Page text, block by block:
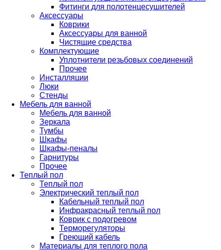
Фитинги для полотенцесушителей
Аксессуары
Коврики
Аксессуары для ванной
Чистящие средства
Комплектующие
Уплотнители резьбовых соединений
Прочее
Инсталляции
Люки
Стенды
Мебель для ванной
Мебель для ванной
Зеркала
Тумбы
Шкафы
Шкафы-пеналы
Гарнитуры
Прочее
Теплый пол
Теплый пол
Электрический теплый пол
Кабельный теплый пол
Инфракрасный теплый пол
Коврик с подогревом
Терморегуляторы
Греющий кабель
Материалы для теплого пола